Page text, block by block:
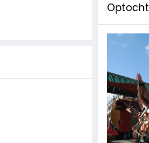
Optocht